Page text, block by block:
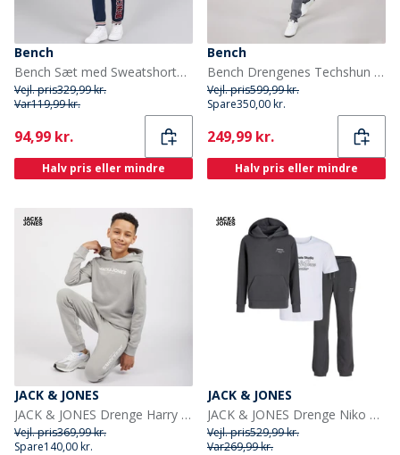
Bench
Bench Sæt med Sweatshorter og Joggingbukser til Drenge Marineblå
Vejl. pris329,99 kr.
Var119,99 kr.
Current
94,99 kr.
Halv pris eller mindre
Bench
Bench Drengenes Techshun Træningssæt Stålgrå
Vejl. pris599,99 kr.
Spare350,00 kr.
Current
249,99 kr.
Halv pris eller mindre
JACK & JONES
JACK & JONES Drenge Harry Træningstøj Alloy
Vejl. pris369,99 kr.
Spare140,00 kr.
JACK & JONES
JACK & JONES Drenge Niko Hætte Tre Delt Træningsdragt Og T-Shirt Sæt Asfalt/Hvid
Vejl. pris529,99 kr.
Var269,99 kr.